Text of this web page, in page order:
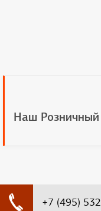
Наш Розничный
+7 (495)